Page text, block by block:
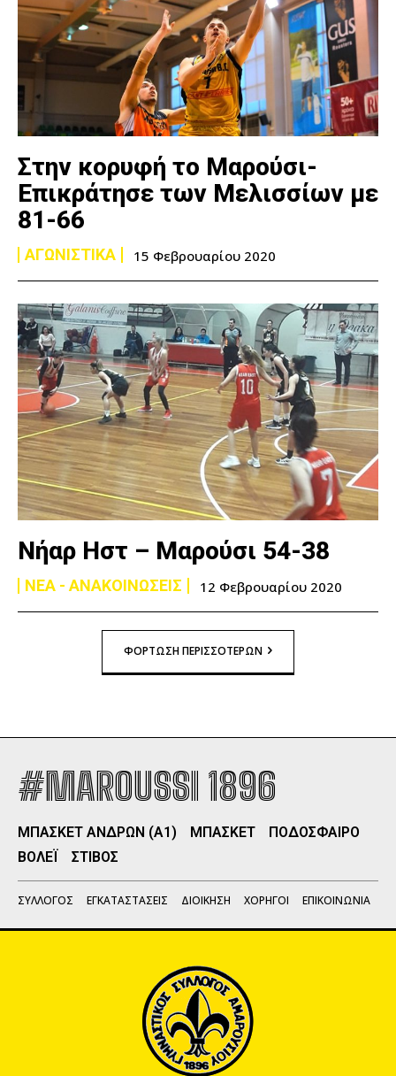
Στην κορυφή το Μαρούσι-
Επικράτησε των Μελισσίων με
81-66
ΑΓΩΝΙΣΤΙΚΑ 15 Φεβρουαρίου 2020
Νήαρ Ηστ – Μαρούσι 54-38
ΝΕΑ - ΑΝΑΚΟΙΝΩΣΕΙΣ 12 Φεβρουαρίου 2020
ΦΌΡΤΩΣΗ ΠΕΡΙΣΣΟΤΈΡΩΝ
#MAROUSSI 1896
ΜΠΑΣΚΕΤ ΑΝΔΡΩΝ (Α1) ΜΠΑΣΚΕΤ
ΠΟΔΟΣΦΑΙΡΟ
ΒΟΛΕΪ
ΣΤΙΒΟΣ
ΣΥΛΛΟΓΟΣ ΕΓΚΑΤΑΣΤΑΣΕΙΣ ΔΙΟΙΚΗΣΗ ΧΟΡΗΓΟΙ ΕΠΙΚΟΙΝΩΝΙΑ